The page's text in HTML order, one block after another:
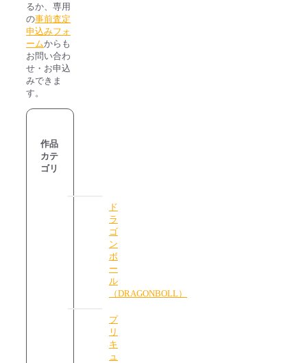
るか、専用
の事前査定
申込みフォ
ームからも
お問い合わ
せ・お申込
みできま
す。
作品
カテ
ゴリ
ド
ラ
ゴ
ン
ボ
ー
ル
（DRAGONBOLL）
プ
リ
キ
ュ